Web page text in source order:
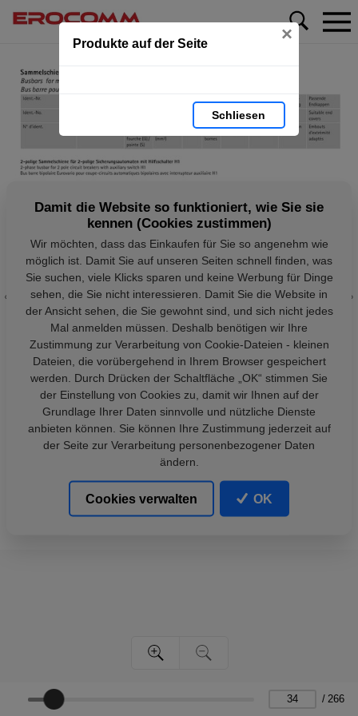
Produkte auf der Seite ×
Schliesen
/ 266
Damit die Website so funktioniert, wie Sie sie
kennen (Cookies zustimmen)
Wir möchten, dass das Einkaufen für Sie so angenehm wie
möglich ist. Damit Sie auf unseren Seiten schnell finden, was
Sie suchen, viele Klicks sparen und keine Werbung für Dinge
sehen, die Sie nicht interessieren. Damit Sie die Website in
der Ansicht sehen, die Sie gewohnt sind, und sich nicht jedes
Mal anmelden müssen. Deshalb benötigen wir Ihre
Zustimmung zur Verarbeitung von Cookie-Dateien - kleinen
Dateien, die vorübergehend in Ihrem Browser gespeichert
werden. Durch Drücken der Schaltfläche „OK“ stimmen Sie
der Einstellung von Cookies zu, damit wir Ihnen auf der
Grundlage Ihrer Daten sinnvolle und nützliche Dienste
anbieten können. Sie können Ihre Zustimmung jederzeit auf
der Seite zur Verarbeitung personenbezogener Daten
ändern.
Cookies verwalten OK